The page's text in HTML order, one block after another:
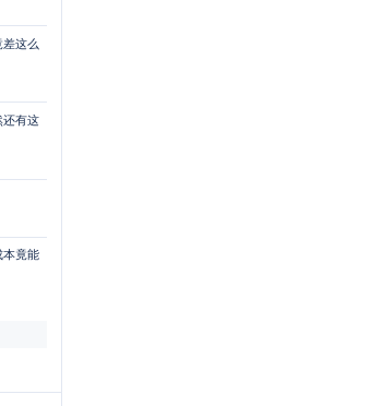
这么
还有这
本竟能